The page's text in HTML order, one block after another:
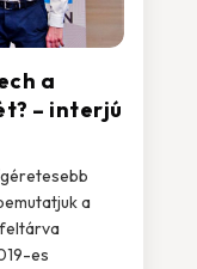
a
– interjú
a
es